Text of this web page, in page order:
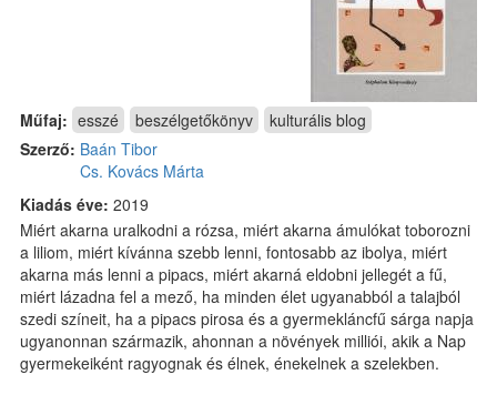
Műfaj: esszé beszélgetőkönyv
kulturális blog
Szerző: Baán Tibor
Cs. Kovács Márta
Kiadás éve: 2019
Miért akarna uralkodni a rózsa, miért akarna ámulókat toborozni
a liliom, miért kívánna szebb lenni, fontosabb az ibolya, miért
akarna más lenni a pipacs, miért akarná eldobni jellegét a fű,
miért lázadna fel a mező, ha minden élet ugyanabból a talajból
szedi színeit, ha a pipacs pirosa és a gyermekláncfű sárga napja
ugyanonnan származik, ahonnan a növények milliói, akik a Nap
gyermekeiként ragyognak és élnek, énekelnek a szelekben.